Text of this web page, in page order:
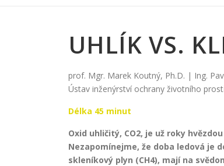
UHLÍK VS.
prof. Mgr. Marek Koutný, Ph.D. | Ing.
Ústav inženýrství ochrany životního
Délka 45 minut
Oxid uhličitý, CO2, je už roky
Nezapomínejme, že doba ledová je
skleníkový plyn (CH4), mají na